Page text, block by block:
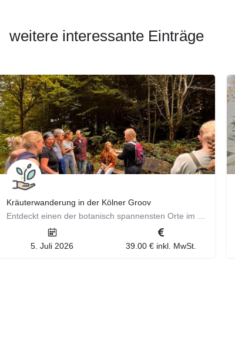
weitere interessante Einträge
Kräuterwanderung in der Kölner Groov
Entdeckt einen der botanisch spannensten Orte im Kölner Süden! ​ Die Groov in Zündorf überrascht mit…
5. Juli 2026 39.00 € inkl. MwSt.